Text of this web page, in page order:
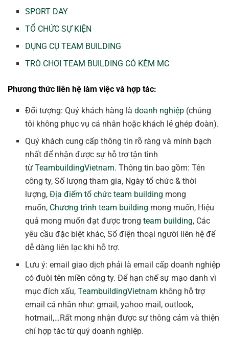
SPORT DAY
TỔ CHỨC SỰ KIỆN
DỤNG CỤ TEAM BUILDING
TRÒ CHƠI TEAM BUILDING CÓ KÈM MC
Phương thức liên hệ làm việc và hợp tác:
Đối tượng: Quý khách hàng làdoanh nghiệp (chúng
tôi không phục vụ cá nhân hoặc khách lẻ ghép đoàn).
Quý khách cung cấp thông tin rõ ràng và minh bạch
nhất để nhận được sự hỗ trợ tận tình
từTeambuildingVietnam. Thông tin bao gồm: Tên
công ty, Số lượng tham gia, Ngày tổ chức & thời
lượng,Địa điểm tổ chức team building mong
muốn, Chương trình team building mong muốn, Hiệu
quả mong muốn đạt được trongteam building, Các
yêu cầu đặc biệt khác, Số điện thoại người liên hệ để
dễ dàng liên lạc khi hỗ trợ.
Lưu ý: email giao dịch phải là email cấp doanh nghiệp
có đuôi tên miền công ty. Để hạn chế sự mạo danh vì
mục đích xấu,TeambuildingVietnam không hỗ trợ
email cá nhân như: gmail, yahoo mail, outlook,
hotmail,…Rất mong nhận được sự thông cảm và thiện
chí hợp tác từ quý doanh nghiệp.